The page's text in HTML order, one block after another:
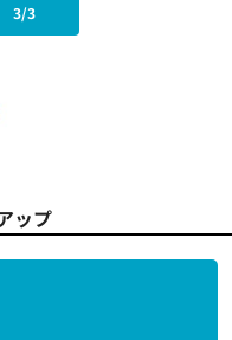
3/3
ップ